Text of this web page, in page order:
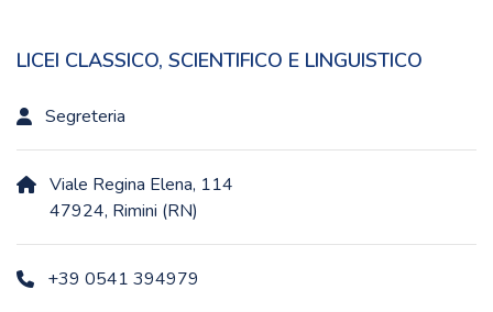
LICEI CLASSICO, SCIENTIFICO E LINGUISTICO
Segreteria
Viale Regina Elena, 114
47924, Rimini (RN)
+39 0541 394979